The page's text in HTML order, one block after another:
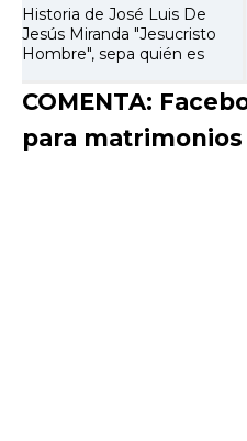
Historia de José Luis De
Jesús Miranda "Jesucristo
Hombre", sepa quién es
COMENTA:
para